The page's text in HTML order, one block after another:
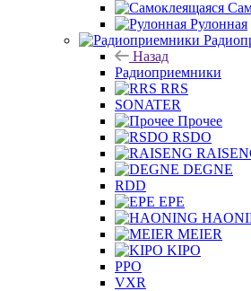
Рулонная
Назад
Радиоприемники
RRS
SONATER
Прочее
RSDO
DEGNE
RDD
EPE
MEIER
KIPO
PPO
VXR